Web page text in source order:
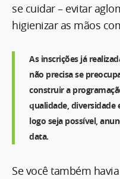
se cuidar – evitar
higienizar as mãos
As inscrições já
não precisa se
construir a
qualidade, diversidade
logo seja possível,
data.
Se você também